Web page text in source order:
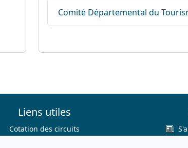
Comité Départemental du
Liens utiles
Cotation des circuits